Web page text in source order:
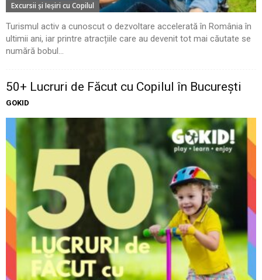
Excursii şi Ieşiri cu Copilul
Turismul activ a cunoscut o dezvoltare accelerată în România în
ultimii ani, iar printre atracțiile care au devenit tot mai căutate se
numără bobul...
50+ Lucruri de Făcut cu Copilul în București
GOKID